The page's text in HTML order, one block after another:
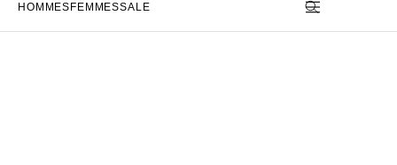
HOMMES FEMMESSALE